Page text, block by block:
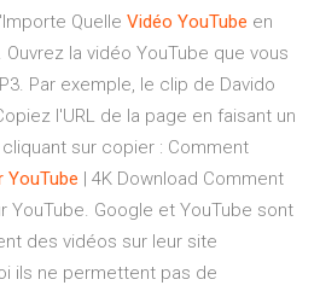
Quelle Vidéo YouTube en
la vidéo YouTube que vous
Par exemple, le clip de Davido
l'URL de la page en faisant un
sur copier : Comment
YouTube | 4K Download Comment
YouTube. Google et YouTube sont
des vidéos sur leur site
ils ne permettent pas de